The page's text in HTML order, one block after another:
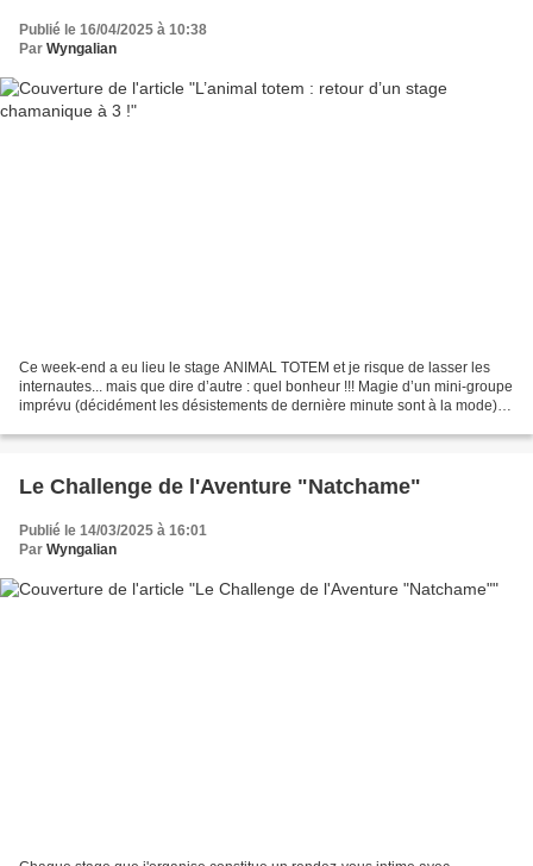
Publié le 16/04/2025 à 10:38
Par Wyngalian
Ce week-end a eu lieu le stage ANIMAL TOTEM et je risque de lasser les
internautes... mais que dire d’autre : quel bonheur !!! Magie d’un mini-groupe
imprévu (décidément les désistements de dernière minute sont à la mode) et
Le Challenge de l'Aventure "Natchame"
Publié le 14/03/2025 à 16:01
Par Wyngalian